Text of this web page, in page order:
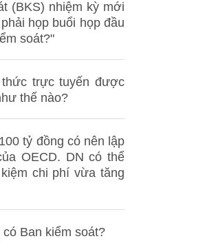
(BKS) nhiệm kỳ mới
họp buổi họp đầu
soát?"
trực tuyến được
thế nào?
tỷ đồng có nên lập
OECD. DN có thể
chi phí vừa tăng
Ban kiểm soát?